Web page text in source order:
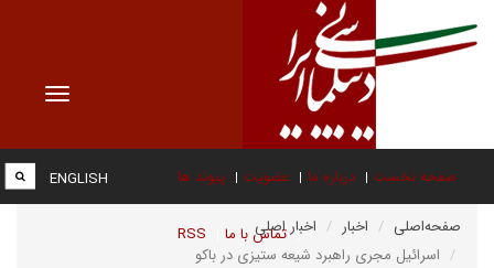
Toggle
صفحه نخست درباره ما عضویت پیوند ها
تماس با ما RSS
ENGLISH
صفحه‌اصلی اخبار
اخبار اصلی
اسرائیل مجری راهبرد شیعه ستیزی در باکو